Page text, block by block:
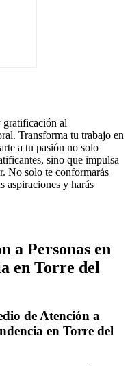
gratificación al
Transforma tu trabajo en
a tu pasión no solo
sino que impulsa
No solo te conformarás
aspiraciones y harás
a Personas en
en Torre del
de Atención a
en Torre del